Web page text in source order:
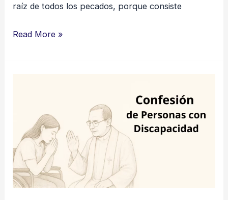
raíz de todos los pecados, porque consiste
Read More »
Discapacidad